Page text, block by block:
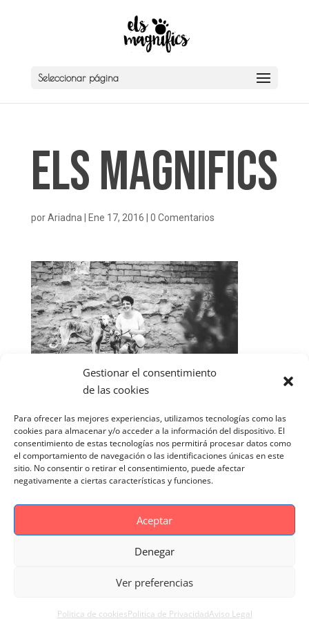
Gestionar el consentimiento
de las cookies
Para ofrecer las mejores experiencias, utilizamos tecnologías como las
cookies para almacenar y/o acceder a la información del dispositivo. El
consentimiento de estas tecnologías nos permitirá procesar datos como
el comportamiento de navegación o las identificaciones únicas en este
sitio. No consentir o retirar el consentimiento, puede afectar
negativamente a ciertas características y funciones.
Aceptar
Denegar
Ver preferencias
Politica de cookiesPolitica de PrivacidadAviso Legal
Seleccionar página
Els Magnifics
porAriadna Ene 17, 2016 0 Comentarios
Politica de Privacidad
Reportaje Magnific